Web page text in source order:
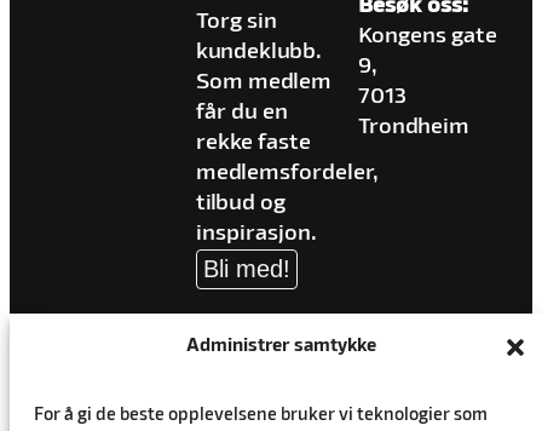
Torg sin
kundeklubb.
Som medlem
får du en
rekke faste
medlemsfordeler,
tilbud og
inspirasjon.
Bli med!
Besøk oss:
Kongens gate
9,
7013
Trondheim
Administrer samtykke
For å gi de beste opplevelsene bruker vi teknologier som